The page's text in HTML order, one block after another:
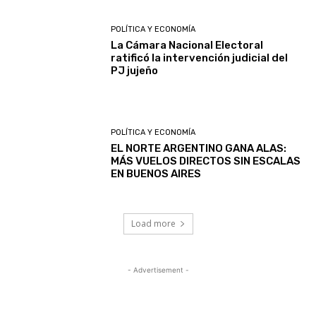
POLÍTICA Y ECONOMÍA
La Cámara Nacional Electoral
ratificó la intervención judicial del
PJ jujeño
POLÍTICA Y ECONOMÍA
EL NORTE ARGENTINO GANA ALAS:
MÁS VUELOS DIRECTOS SIN ESCALAS
EN BUENOS AIRES
Load more
- Advertisement -